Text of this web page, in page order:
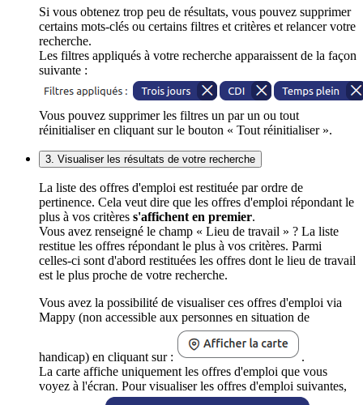
Si vous obtenez trop peu de résultats, vous pouvez supprimer
certains mots-clés ou certains filtres et critères et relancer votre
recherche.
Les filtres appliqués à votre recherche apparaissent de la façon
suivante :
Vous pouvez supprimer les filtres un par un ou tout
réinitialiser en cliquant sur le bouton « Tout réinitialiser ».
3. Visualiser les résultats de votre recherche
La liste des offres d'emploi est restituée par ordre de
pertinence. Cela veut dire que les offres d'emploi répondant le
plus à vos critères s'affichent en premier.
Vous avez renseigné le champ « Lieu de travail » ? La liste
restitue les offres répondant le plus à vos critères. Parmi
celles-ci sont d'abord restituées les offres dont le lieu de travail
est le plus proche de votre recherche.
Vous avez la possibilité de visualiser ces offres d'emploi via
Mappy (non accessible aux personnes en situation de
handicap) en cliquant sur :
.
La carte affiche uniquement les offres d'emploi que vous
voyez à l'écran. Pour visualiser les offres d'emploi suivantes,